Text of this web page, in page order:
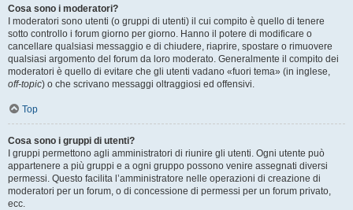
Cosa sono i moderatori?
I moderatori sono utenti (o gruppi di utenti) il cui compito è quello di tenere
sotto controllo i forum giorno per giorno. Hanno il potere di modificare o
cancellare qualsiasi messaggio e di chiudere, riaprire, spostare o rimuovere
qualsiasi argomento del forum da loro moderato. Generalmente il compito dei
moderatori è quello di evitare che gli utenti vadano «fuori tema» (in inglese,
off-topic) o che scrivano messaggi oltraggiosi ed offensivi.
Top
Cosa sono i gruppi di utenti?
I gruppi permettono agli amministratori di riunire gli utenti. Ogni utente può
appartenere a più gruppi e a ogni gruppo possono venire assegnati diversi
permessi. Questo facilita l’amministratore nelle operazioni di creazione di
moderatori per un forum, o di concessione di permessi per un forum privato,
ecc.